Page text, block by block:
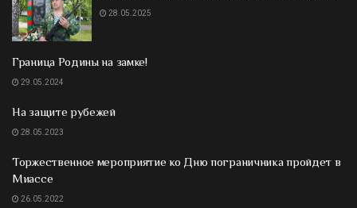
28.05.2025
Граница Родины на замке!
29.05.2024
На защите рубежей
28.05.2023
Торжественное мероприятие ко Дню пограничника пройдет в
Миассе
26.05.2022